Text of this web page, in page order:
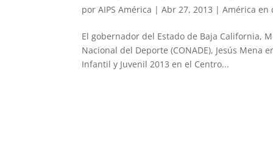
porAIPS América |Abr 27, 2013 |América en
El gobernador del Estado de Baja California,
Nacional del Deporte (CONADE), Jesús
Infantil y Juvenil 2013 en el Centro...